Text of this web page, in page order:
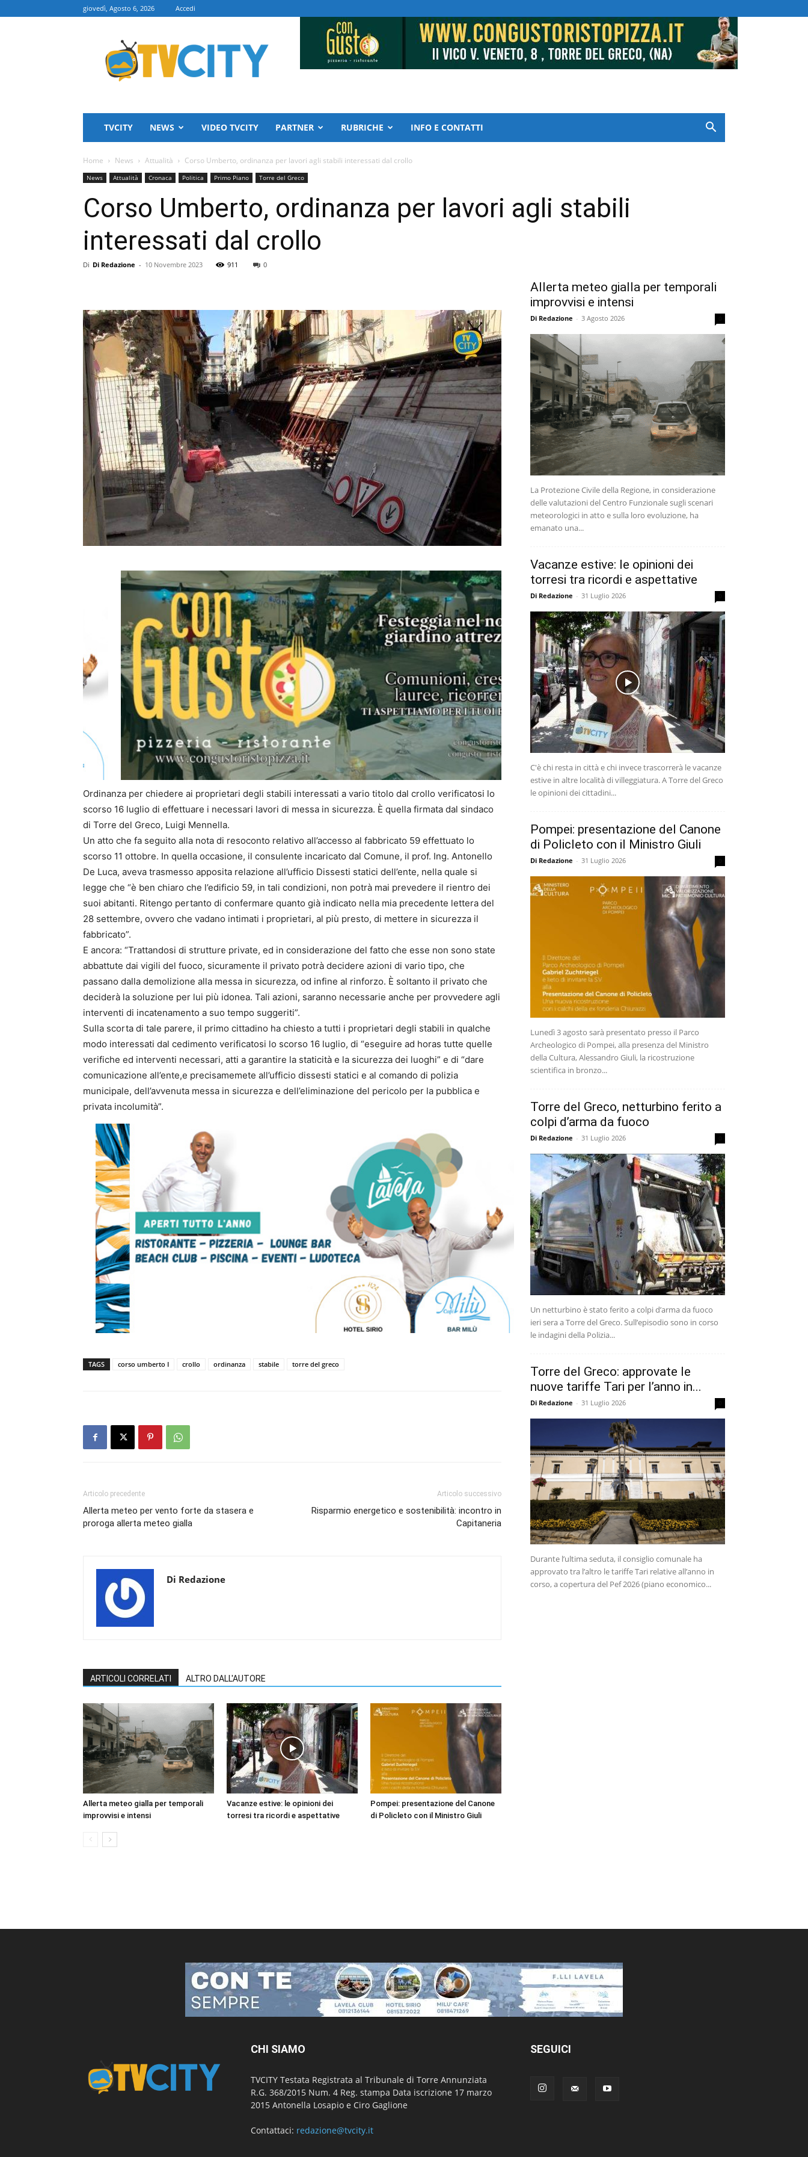
giovedì, Agosto 6, 2026 Accedi
TVCITY
TVCITY NEWS VIDEO TVCITY PARTNER RUBRICHE INFO E CONTATTI
Home News Attualità Corso Umberto, ordinanza per lavori agli stabili interessati dal crollo
News Attualità Cronaca Politica Primo Piano Torre del Greco
Corso Umberto, ordinanza per lavori agli stabili
interessati dal crollo
Di Di Redazione - 10 Novembre 2023 911 0
Ordinanza per chiedere ai proprietari degli stabili interessati a vario titolo dal crollo verificatosi lo
scorso 16 luglio di effettuare i necessari lavori di messa in sicurezza. È quella firmata dal sindaco
di Torre del Greco, Luigi Mennella.
Un atto che fa seguito alla nota di resoconto relativo all’accesso al fabbricato 59 effettuato lo
scorso 11 ottobre. In quella occasione, il consulente incaricato dal Comune, il prof. Ing. Antonello
De Luca, aveva trasmesso apposita relazione all’ufficio Dissesti statici dell’ente, nella quale si
legge che “è ben chiaro che l’edificio 59, in tali condizioni, non potrà mai prevedere il rientro dei
suoi abitanti. Ritengo pertanto di confermare quanto già indicato nella mia precedente lettera del
28 settembre, ovvero che vadano intimati i proprietari, al più presto, di mettere in sicurezza il
fabbricato”.
E ancora: “Trattandosi di strutture private, ed in considerazione del fatto che esse non sono state
abbattute dai vigili del fuoco, sicuramente il privato potrà decidere azioni di vario tipo, che
passano dalla demolizione alla messa in sicurezza, od infine al rinforzo. È soltanto il privato che
deciderà la soluzione per lui più idonea. Tali azioni, saranno necessarie anche per provvedere agli
interventi di incatenamento a suo tempo suggeriti”.
Sulla scorta di tale parere, il primo cittadino ha chiesto a tutti i proprietari degli stabili in qualche
modo interessati dal cedimento verificatosi lo scorso 16 luglio, di “eseguire ad horas tutte quelle
verifiche ed interventi necessari, atti a garantire la staticità e la sicurezza dei luoghi” e di “dare
comunicazione all’ente,e precisamemete all’ufficio dissesti statici e al comando di polizia
municipale, dell’avvenuta messa in sicurezza e dell’eliminazione del pericolo per la pubblica e
privata incolumità”.
TAGS corso umberto I crollo ordinanza stabile torre del greco
Articolo precedente
Allerta meteo per vento forte da stasera e
proroga allerta meteo gialla
Articolo successivo
Risparmio energetico e sostenibilità: incontro in
Capitaneria
Di Redazione
ARTICOLI CORRELATI ALTRO DALL'AUTORE
Allerta meteo gialla per temporali
improvvisi e intensi
Vacanze estive: le opinioni dei
torresi tra ricordi e aspettative
Pompei: presentazione del Canone
di Policleto con il Ministro Giuli
Allerta meteo gialla per temporali
improvvisi e intensi
Di Redazione - 3 Agosto 2026
La Protezione Civile della Regione, in considerazione
delle valutazioni del Centro Funzionale sugli scenari
meteorologici in atto e sulla loro evoluzione, ha
emanato una...
Vacanze estive: le opinioni dei
torresi tra ricordi e aspettative
Di Redazione - 31 Luglio 2026
C'è chi resta in città e chi invece trascorrerà le vacanze
estive in altre località di villeggiatura. A Torre del Greco
le opinioni dei cittadini...
Pompei: presentazione del Canone
di Policleto con il Ministro Giuli
Di Redazione - 31 Luglio 2026
Lunedì 3 agosto sarà presentato presso il Parco
Archeologico di Pompei, alla presenza del Ministro
della Cultura, Alessandro Giuli, la ricostruzione
scientifica in bronzo...
Torre del Greco, netturbino ferito a
colpi d’arma da fuoco
Di Redazione - 31 Luglio 2026
Un netturbino è stato ferito a colpi d’arma da fuoco
ieri sera a Torre del Greco. Sull’episodio sono in corso
le indagini della Polizia...
Torre del Greco: approvate le
nuove tariffe Tari per l’anno in...
Di Redazione - 31 Luglio 2026
Durante l’ultima seduta, il consiglio comunale ha
approvato tra l’altro le tariffe Tari relative all’anno in
corso, a copertura del Pef 2026 (piano economico...
CHI SIAMO
TVCITY Testata Registrata al Tribunale di Torre Annunziata
R.G. 368/2015 Num. 4 Reg. stampa Data iscrizione 17 marzo
2015 Antonella Losapio e Ciro Gaglione
Contattaci: redazione@tvcity.it
SEGUICI